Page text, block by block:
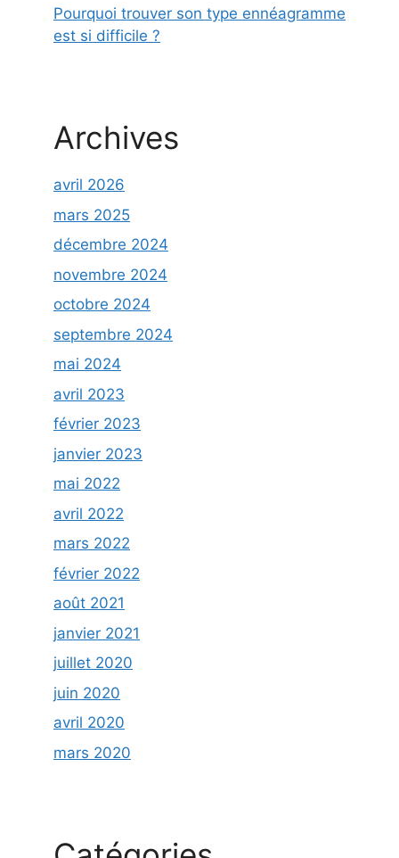
Pourquoi trouver son type ennéagramme
est si difficile ?
Archives
avril 2026
mars 2025
décembre 2024
novembre 2024
octobre 2024
septembre 2024
mai 2024
avril 2023
février 2023
janvier 2023
mai 2022
avril 2022
mars 2022
février 2022
août 2021
janvier 2021
juillet 2020
juin 2020
avril 2020
mars 2020